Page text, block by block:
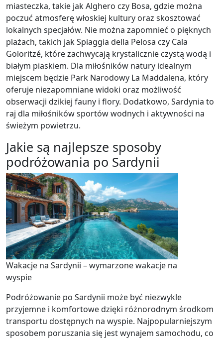
miasteczka, takie jak Alghero czy Bosa, gdzie można
poczuć atmosferę włoskiej kultury oraz skosztować
lokalnych specjałów. Nie można zapomnieć o pięknych
plażach, takich jak Spiaggia della Pelosa czy Cala
Goloritzé, które zachwycają krystalicznie czystą wodą i
białym piaskiem. Dla miłośników natury idealnym
miejscem będzie Park Narodowy La Maddalena, który
oferuje niezapomniane widoki oraz możliwość
obserwacji dzikiej fauny i flory. Dodatkowo, Sardynia to
raj dla miłośników sportów wodnych i aktywności na
świeżym powietrzu.
Jakie są najlepsze sposoby
podróżowania po Sardynii
Wakacje na Sardynii – wymarzone wakacje na
wyspie
Podróżowanie po Sardynii może być niezwykle
przyjemne i komfortowe dzięki różnorodnym środkom
transportu dostępnych na wyspie. Najpopularniejszym
sposobem poruszania się jest wynajem samochodu, co